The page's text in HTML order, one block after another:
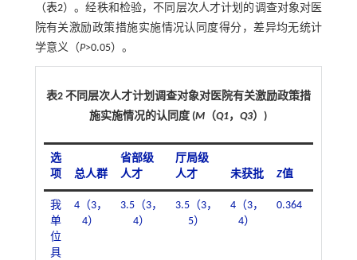
（表2）。经秩和检验，不同层次人才计划的调查对象对医
院有关激励政策措施实施情况认同度得分，差异均无统计
学意义（P>0.05）。
表2 不同层次人才计划调查对象对医院有关激励政策措
施实施情况的认同度 (M （Q1，Q3）)
选
项
总人群
省部级
人才
厅局级
人才
未获批 Z值
我
单
位
具
4（3，
4）
3.5（3，
4）
3.5（3，
5）
4（3，
4）
0.364